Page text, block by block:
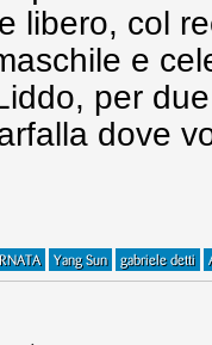
libero, col
e
per
dove
Yang Sun gabriele detti